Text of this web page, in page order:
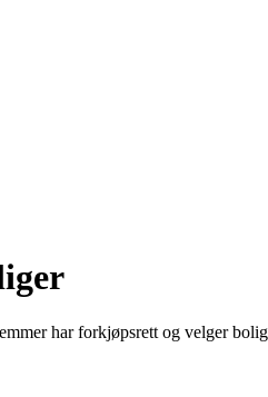
har forkjøpsrett og velger bolig